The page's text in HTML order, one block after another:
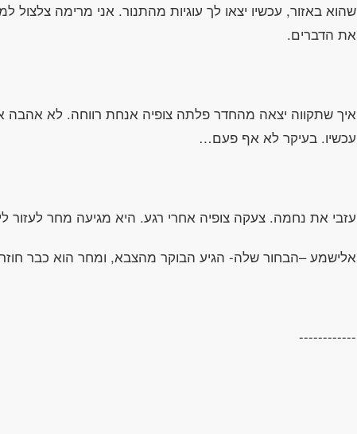
שהוא באזור, עכשיו יצאו לך עוגיות מהתנור. אני מרימה צלצול
את הדברים.
איך שתקווה יצאה מהחדר פלתה צופיה אנחת רווחה. לא
עכשיו. בעיקר לא אף פעם…
עזבי את נחמה. צעקה צופיה אחרי רגע. היא מגיעה מחר לעזור
אלישמע –הבחור שלה- הגיע הבוקר מהצבא, ומחר הוא כבר
------------